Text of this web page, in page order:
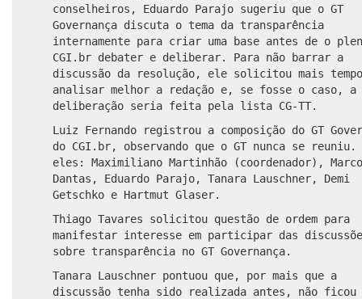
conselheiros, Eduardo Parajo sugeriu que o GT
Governança discuta o tema da transparência
internamente para criar uma base antes de o
CGI.br debater e deliberar. Para não barrar a
discussão da resolução, ele solicitou mais
analisar melhor a redação e, se fosse o caso, a
deliberação seria feita pela lista CG-TT.
Luiz Fernando registrou a composição do GT
do CGI.br, observando que o GT nunca se reuniu.
eles: Maximiliano Martinhão (coordenador),
Dantas, Eduardo Parajo, Tanara Lauschner, Demi
Getschko e Hartmut Glaser.
Thiago Tavares solicitou questão de ordem para
manifestar interesse em participar das
sobre transparência no GT Governança.
Tanara Lauschner pontuou que, por mais que a
discussão tenha sido realizada antes, não